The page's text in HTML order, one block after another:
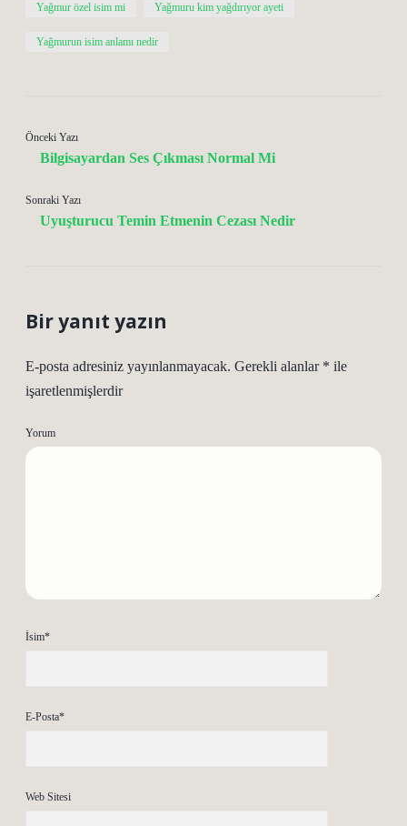
Yağmur özel isim mi Yağmuru kim yağdırıyor ayeti
Yağmurun isim anlamı nedir
Önceki Yazı
Bilgisayardan Ses Çıkması Normal Mi
Sonraki Yazı
Uyuşturucu Temin Etmenin Cezası Nedir
Bir yanıt yazın
E-posta adresiniz yayınlanmayacak. Gerekli alanlar * ile
işaretlenmişlerdir
Yorum
İsim*
E-Posta*
Web Sitesi